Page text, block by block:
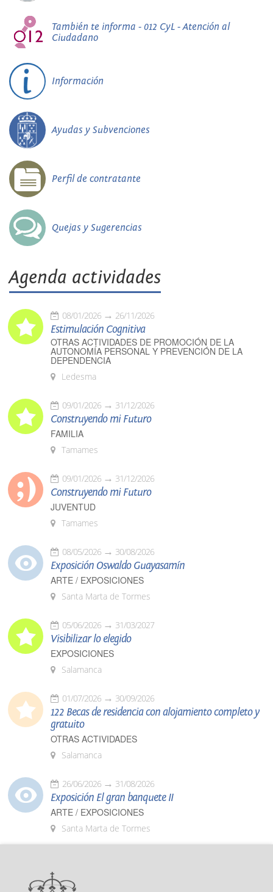
También te informa - 012 CyL - Atención al
Ciudadano
Información
Ayudas y Subvenciones
Perfil de contratante
Quejas y Sugerencias
Agenda actividades
08/01/2026 26/11/2026
Estimulación Cognitiva
OTRAS ACTIVIDADES DE PROMOCIÓN DE LA
AUTONOMÍA PERSONAL Y PREVENCIÓN DE LA
DEPENDENCIA
Ledesma
09/01/2026 31/12/2026
Construyendo mi Futuro
FAMILIA
Tamames
09/01/2026 31/12/2026
Construyendo mi Futuro
JUVENTUD
Tamames
08/05/2026 30/08/2026
Exposición Oswaldo Guayasamín
ARTE / EXPOSICIONES
Santa Marta de Tormes
05/06/2026 31/03/2027
Visibilizar lo elegido
EXPOSICIONES
Salamanca
01/07/2026 30/09/2026
122 Becas de residencia con alojamiento completo y
gratuito
OTRAS ACTIVIDADES
Salamanca
26/06/2026 31/08/2026
Exposición El gran banquete II
ARTE / EXPOSICIONES
Santa Marta de Tormes